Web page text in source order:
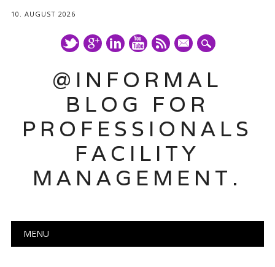
10. AUGUST 2026
mail
@INFORMAL
BLOG FOR
PROFESSIONALS
FACILITY
MANAGEMENT.
Main menu
MENU